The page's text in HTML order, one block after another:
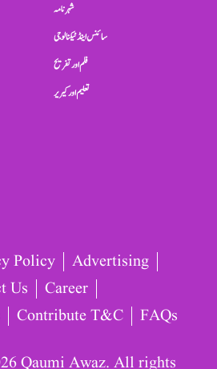
شہرنامہ
سائنس اینڈ ٹیکنالوجی
فلم اور تفریح
تعلیم اور کیریر
Policy
Advertising
Us
Career
Contribute T&C FAQs
Qaumi Awaz. All rights